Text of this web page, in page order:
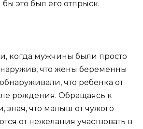
бы это был его отпрыск.
когда мужчины были просто
что жены беременны
что ребенка от
рождения. Обращаясь к
зная, что малыш от чужого
от нежелания участвовать в